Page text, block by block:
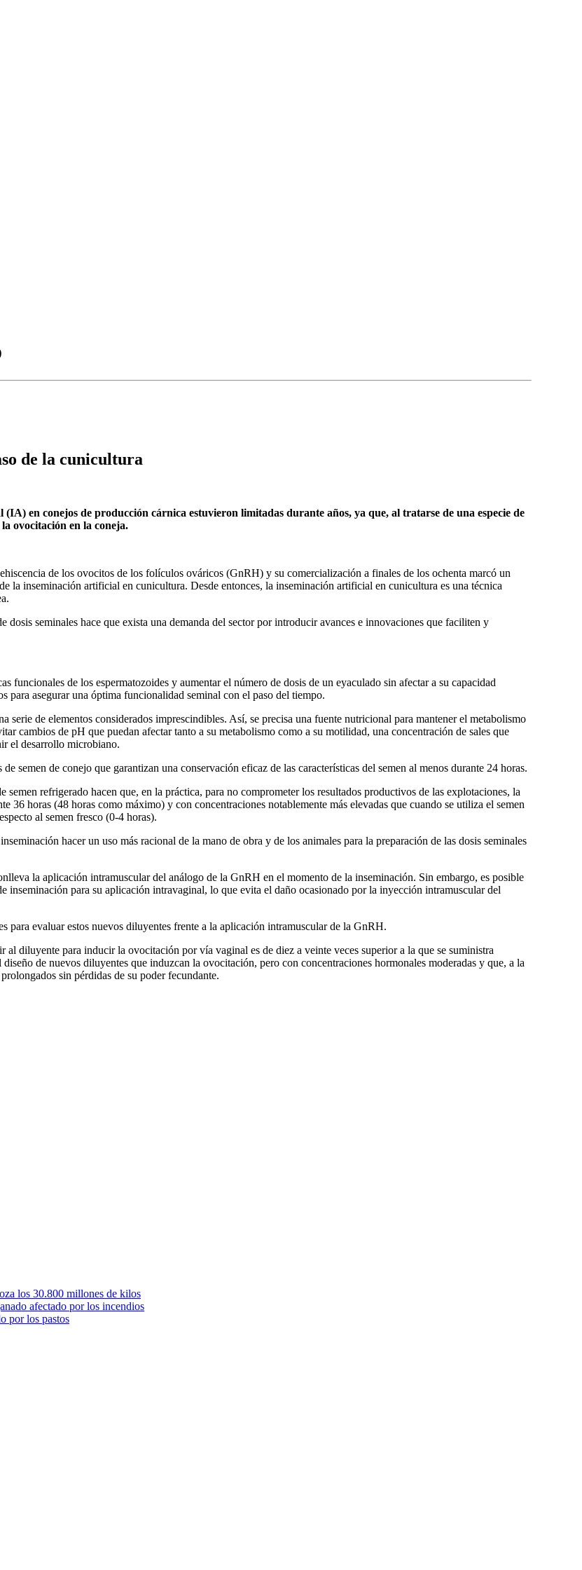
de la cunicultura
en conejos de producción cárnica estuvieron limitadas durante años, ya que, al tratarse de una especie de
ovocitación en la coneja.
de los ovocitos de los folículos ováricos (GnRH) y su comercialización a finales de los ochenta marcó un
la inseminación artificial en cunicultura. Desde entonces, la inseminación artificial en cunicultura es una técnica
seminales hace que exista una demanda del sector por introducir avances e innovaciones que faciliten y
funcionales de los espermatozoides y aumentar el número de dosis de un eyaculado sin afectar a su capacidad
para asegurar una óptima funcionalidad seminal con el paso del tiempo.
serie de elementos considerados imprescindibles. Así, se precisa una fuente nutricional para mantener el metabolismo
cambios de pH que puedan afectar tanto a su metabolismo como a su motilidad, una concentración de sales que
el desarrollo microbiano.
semen de conejo que garantizan una conservación eficaz de las características del semen al menos durante 24 horas.
refrigerado hacen que, en la práctica, para no comprometer los resultados productivos de las explotaciones, la
36 horas (48 horas como máximo) y con concentraciones notablemente más elevadas que cuando se utiliza el semen
al semen fresco (0-4 horas).
hacer un uso más racional de la mano de obra y de los animales para la preparación de las dosis seminales
la aplicación intramuscular del análogo de la GnRH en el momento de la inseminación. Sin embargo, es posible
para su aplicación intravaginal, lo que evita el daño ocasionado por la inyección intramuscular del
para evaluar estos nuevos diluyentes frente a la aplicación intramuscular de la GnRH.
diluyente para inducir la ovocitación por vía vaginal es de diez a veinte veces superior a la que se suministra
de nuevos diluyentes que induzcan la ovocitación, pero con concentraciones hormonales moderadas y que, a la
sin pérdidas de su poder fecundante.
los 30.800 millones de kilos
afectado por los incendios
por los pastos